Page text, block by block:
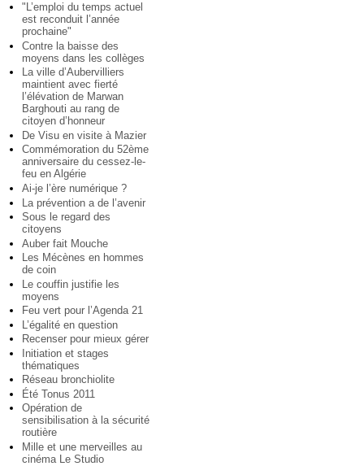
"L’emploi du temps actuel
est reconduit l’année
prochaine"
Contre la baisse des
moyens dans les collèges
La ville d’Aubervilliers
maintient avec fierté
l’élévation de Marwan
Barghouti au rang de
citoyen d’honneur
De Visu en visite à Mazier
Commémoration du 52ème
anniversaire du cessez-le-
feu en Algérie
Ai-je l’ère numérique ?
La prévention a de l’avenir
Sous le regard des
citoyens
Auber fait Mouche
Les Mécènes en hommes
de coin
Le couffin justifie les
moyens
Feu vert pour l’Agenda 21
L’égalité en question
Recenser pour mieux gérer
Initiation et stages
thématiques
Réseau bronchiolite
Été Tonus 2011
Opération de
sensibilisation à la sécurité
routière
Mille et une merveilles au
cinéma Le Studio